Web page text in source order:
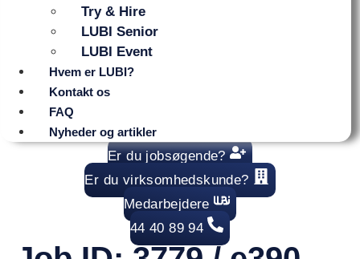
Try & Hire
LUBI Senior
LUBI Event
Hvem er LUBI?
Kontakt os
FAQ
Nyheder og artikler
Er du jobsøgende?
Er du virksomhedskunde?
Medarbejdere
44 40 89 94